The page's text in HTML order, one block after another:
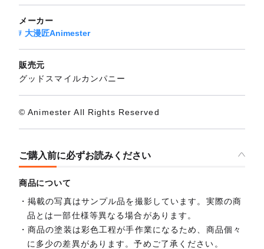
メーカー
大漫匠Animester
販売元
グッドスマイルカンパニー
© Animester All Rights Reserved
ご購入前に必ずお読みください
商品について
掲載の写真はサンプル品を撮影しています。実際の商
品とは一部仕様等異なる場合があります。
商品の塗装は彩色工程が手作業になるため、商品個々
に多少の差異があります。予めご了承ください。